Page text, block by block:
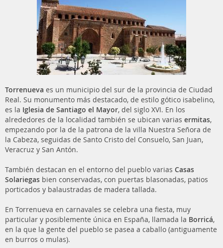
Torrenueva es un municipio del sur de la provincia de Ciudad
Real. Su monumento más destacado, de estilo gótico isabelino,
es la Iglesia de Santiago el Mayor, del siglo XVI. En los
alrededores de la localidad también se ubican varias ermitas,
empezando por la de la patrona de la villa Nuestra Señora de
la Cabeza, seguidas de Santo Cristo del Consuelo, San Juan,
Veracruz y San Antón.
También destacan en el entorno del pueblo varias Casas
Solariegas bien conservadas, con puertas blasonadas, patios
porticados y balaustradas de madera tallada.
En Torrenueva en carnavales se celebra una fiesta, muy
particular y posiblemente única en España, llamada la Borricá,
en la que la gente del pueblo se pasea a caballo (antiguamente
en burros o mulas).